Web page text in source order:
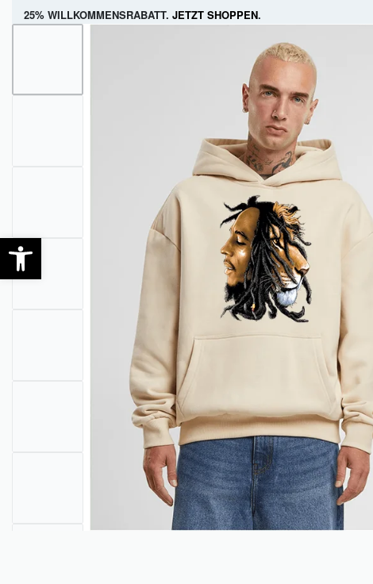
25% WILLKOMMENSRABATT. JETZT SHOPPEN.
KIDS
KLEIDUNG TASCHEN
T-SHIRTS SWEATSHIRTS & HOODIES
BABYS
Open toolbar